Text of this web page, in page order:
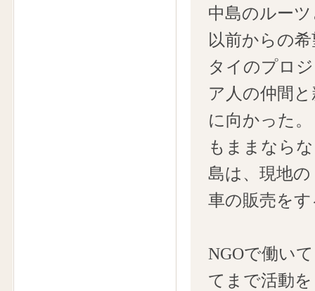
中島のルー
以前からの
タイのプロ
ア人の仲間
に向かった
もままなら
島は、現地
車の販売を
NGOで働い
てまで活動